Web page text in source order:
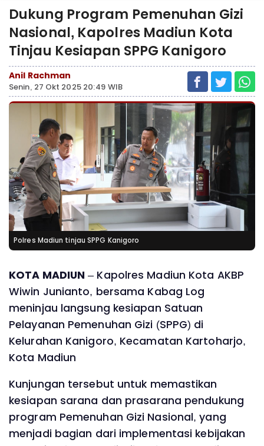
Dukung Program Pemenuhan Gizi
Nasional, Kapolres Madiun Kota
Tinjau Kesiapan SPPG Kanigoro
Anil Rachman
Senin, 27 Okt 2025 20:49 WIB
Polres Madiun tinjau SPPG Kanigoro
KOTA MADIUN – Kapolres Madiun Kota AKBP
Wiwin Junianto, bersama Kabag Log
meninjau langsung kesiapan Satuan
Pelayanan Pemenuhan Gizi (SPPG) di
Kelurahan Kanigoro, Kecamatan Kartoharjo,
Kota Madiun
Kunjungan tersebut untuk memastikan
kesiapan sarana dan prasarana pendukung
program Pemenuhan Gizi Nasional, yang
menjadi bagian dari implementasi kebijakan